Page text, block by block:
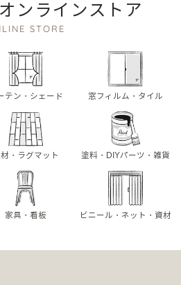
ンラインストア
STORE
テン・シェード 窓フィルム・タイル
・ラグマット 塗料・DIYパーツ・雑貨
家具・看板 ビニール・ネット・資材